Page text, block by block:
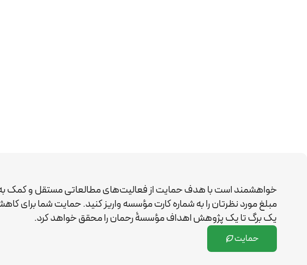
خواهشمند است با هدف حمایت از فعالیت‌های مطالعاتی مستقل و کمک
مبلغ مورد نظرتان را به شماره کارت مؤسسه واریز کنید. حمایت شما برای
یک برگ تا یک پژوهش اهداف مؤسسۀ رحمان رامحقق خواهد کرد.
حمایت